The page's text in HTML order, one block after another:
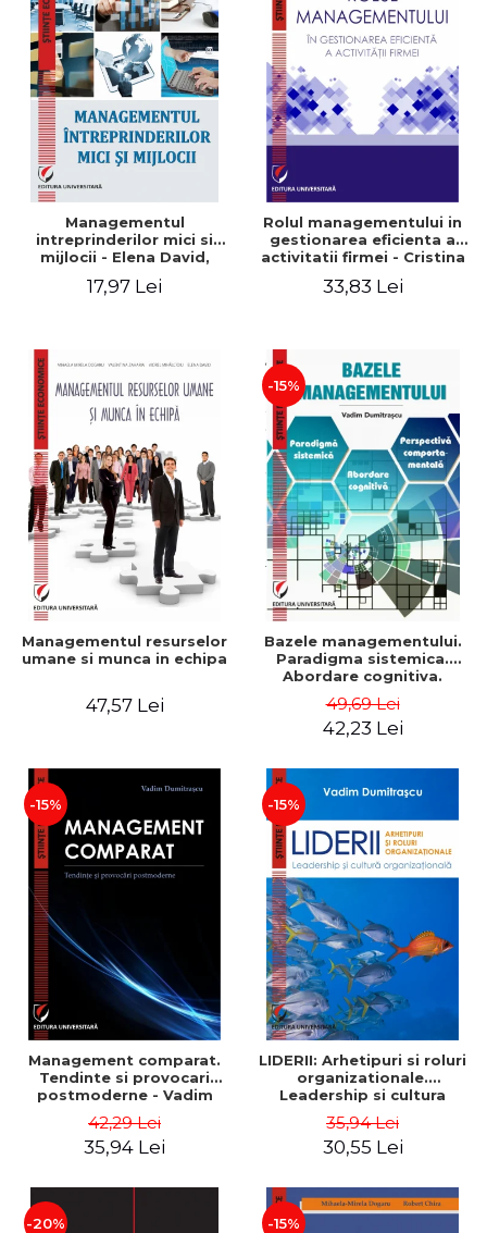
Managementul
intreprinderilor mici si
mijlocii - Elena David,
Roxana Carmen Ionescu,
17,97 Lei
Rolul managementului in
gestionarea eficienta a
activitatii firmei - Cristina
Gabriel Nastase, Mihaela-
33,83 Lei
Managementul resurselor
umane si munca in echipa
47,57 Lei
-15%
Bazele managementului.
Paradigma sistemica.
Abordare cognitiva.
comportamentala - Vadim
Dumitrascu
49,69 Lei
42,23 Lei
-15%
Management comparat.
Tendinte si provocari
postmoderne - Vadim
42,29 Lei
35,94 Lei
-15%
LIDERII: Arhetipuri si roluri
organizationale.
Leadership si cultura
Dumitrascu
35,94 Lei
30,55 Lei
-20% -15%